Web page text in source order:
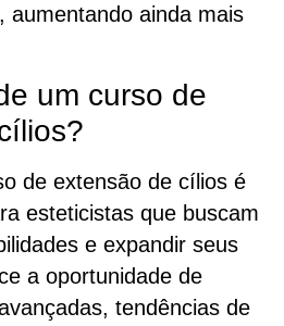
aumentando ainda mais
um curso de
de extensão de cílios é
esteticistas que buscam
e expandir seus
a oportunidade de
tendências de